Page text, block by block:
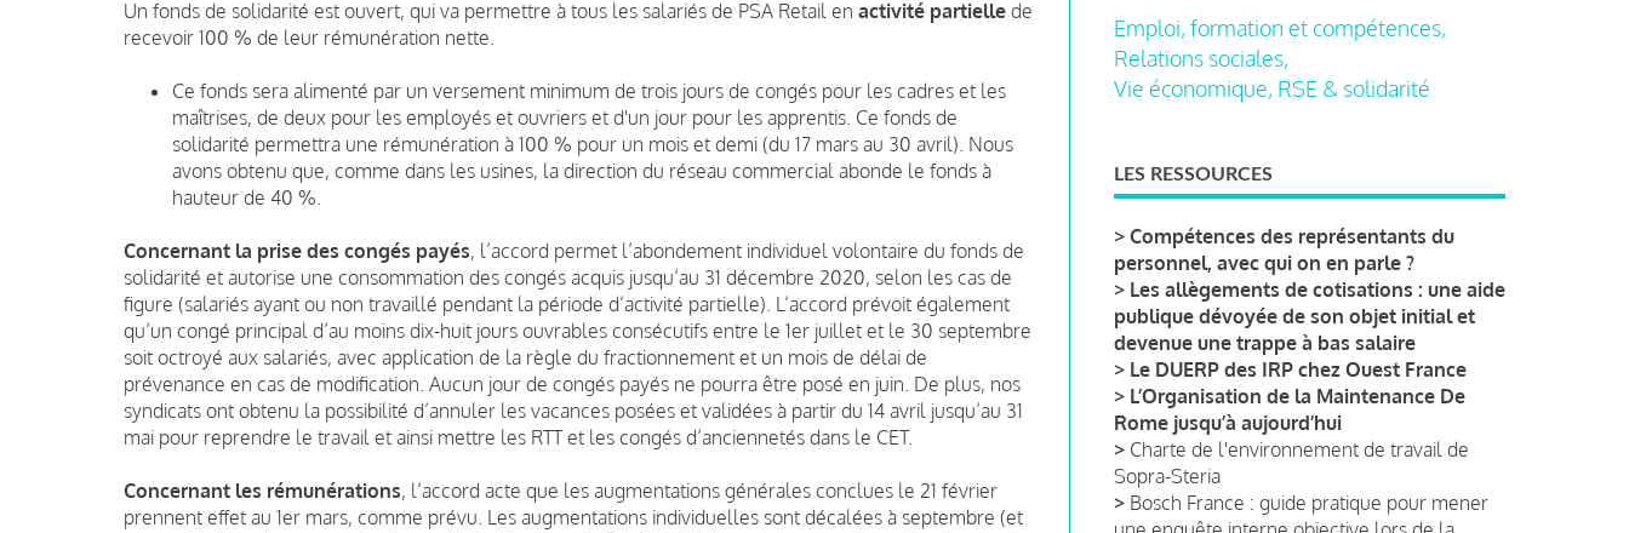
Un fonds de solidarité est ouvert, qui va permettre à tous les salariés de PSA Retail en activité partielle de
recevoir 100 % de leur rémunération nette.
Ce fonds sera alimenté par un versement minimum de trois jours de congés pour les cadres et les
maîtrises, de deux pour les employés et ouvriers et d'un jour pour les apprentis. Ce fonds de
solidarité permettra une rémunération à 100 % pour un mois et demi (du 17 mars au 30 avril). Nous
avons obtenu que, comme dans les usines, la direction du réseau commercial abonde le fonds à
hauteur de 40 %.
Concernant la prise des congés payés, l’accord permet l’abondement individuel volontaire du fonds de
solidarité et autorise une consommation des congés acquis jusqu’au 31 décembre 2020, selon les cas de
figure (salariés ayant ou non travaillé pendant la période d’activité partielle). L’accord prévoit également
qu’un congé principal d’au moins dix-huit jours ouvrables consécutifs entre le 1er juillet et le 30 septembre
soit octroyé aux salariés, avec application de la règle du fractionnement et un mois de délai de
prévenance en cas de modification. Aucun jour de congés payés ne pourra être posé en juin. De plus, nos
syndicats ont obtenu la possibilité d’annuler les vacances posées et validées à partir du 14 avril jusqu’au 31
mai pour reprendre le travail et ainsi mettre les RTT et les congés d’anciennetés dans le CET.
Concernant les rémunérations, l’accord acte que les augmentations générales conclues le 21 février
prennent effet au 1er mars, comme prévu. Les augmentations individuelles sont décalées à septembre (et
Emploi, formation et compétences,
Relations sociales,
Vie économique, RSE & solidarité
LES RESSOURCES
> Compétences des représentants du
personnel, avec qui on en parle ?
> Les allègements de cotisations : une aide
publique dévoyée de son objet initial et
devenue une trappe à bas salaire
> Le DUERP des IRP chez Ouest France
> L’Organisation de la Maintenance De
Rome jusqu’à aujourd’hui
> Charte de l'environnement de travail de
Sopra-Steria
> Bosch France : guide pratique pour mener